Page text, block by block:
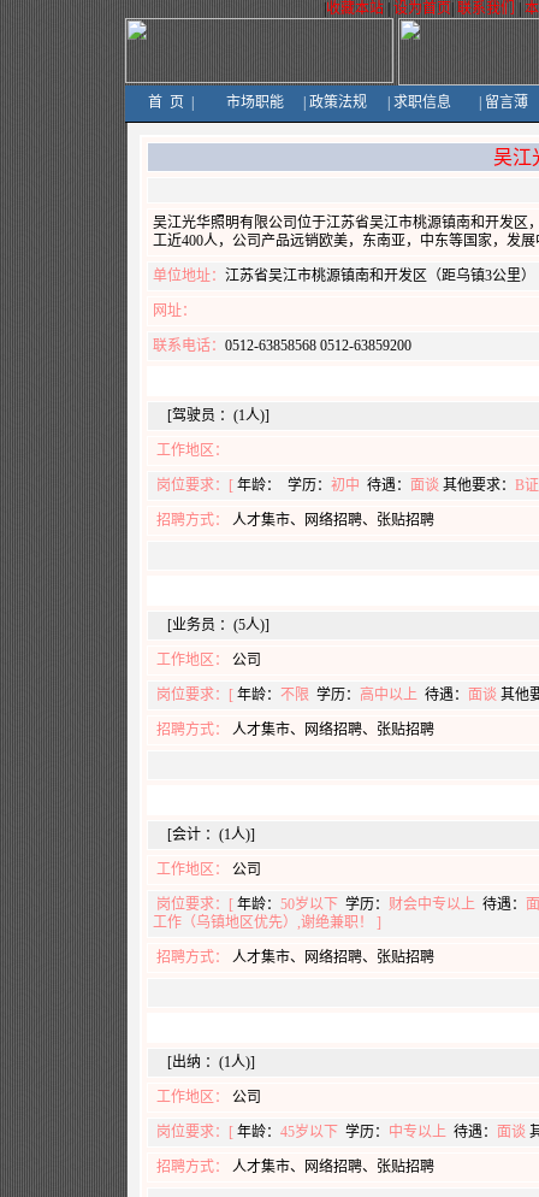
收藏本站 设为首页 联系我们
首 页 市场职能 政策法规 求职信息 留言薄
吴江
吴江光华照明有限公司位于江苏省吴江市桃源镇南和开发
工近400人，公司产品远销欧美，东南亚，中东等国家，发
单位地址： 江苏省吴江市桃源镇南和开发区（距乌镇3公里）
网址：
联系电话： 0512-63858568 0512-63859200
[驾驶员 ：(1人)]
工作地区：
岗位要求：[ 年龄： 学历： 初中 待遇： 面谈 其他要求： B
招聘方式： 人才集市、网络招聘、张贴招聘
[业务员 ：(5人)]
工作地区： 公司
岗位要求：[ 年龄： 不限 学历： 高中以上 待遇： 面谈 其他
招聘方式： 人才集市、网络招聘、张贴招聘
[会计 ：(1人)]
工作地区： 公司
岗位要求：[ 年龄： 50岁以下 学历： 财会中专以上 待遇：
工作（乌镇地区优先）,谢绝兼职！ ]
招聘方式： 人才集市、网络招聘、张贴招聘
[出纳 ：(1人)]
工作地区： 公司
岗位要求：[ 年龄： 45岁以下 学历： 中专以上 待遇： 面谈
招聘方式： 人才集市、网络招聘、张贴招聘